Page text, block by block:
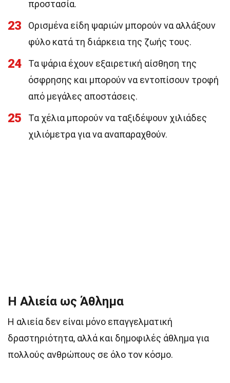
προστασία.
23
Ορισμένα είδη ψαριών μπορούν να αλλάξουν
φύλο κατά τη διάρκεια της ζωής τους.
24
Τα ψάρια έχουν εξαιρετική αίσθηση της
όσφρησης και μπορούν να εντοπίσουν τροφή
από μεγάλες αποστάσεις.
25
Τα χέλια μπορούν να ταξιδέψουν χιλιάδες
χιλιόμετρα για να αναπαραχθούν.
Η Αλιεία ως Άθλημα
Η αλιεία δεν είναι μόνο επαγγελματική
δραστηριότητα, αλλά και δημοφιλές άθλημα για
πολλούς ανθρώπους σε όλο τον κόσμο.